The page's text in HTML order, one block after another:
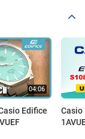
Edifice
Casio